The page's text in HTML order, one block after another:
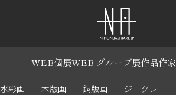
WEB個展WEB グループ展作品作家
水彩画 木版画 銅版画 ジークレー